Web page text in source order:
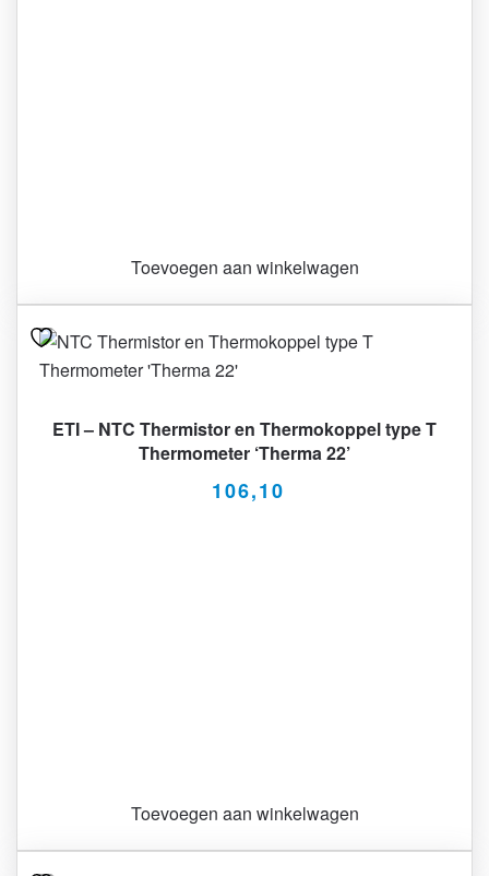
Toevoegen aan winkelwagen
ETI – NTC Thermistor en Thermokoppel type T
Thermometer ‘Therma 22’
106,10
Toevoegen aan winkelwagen